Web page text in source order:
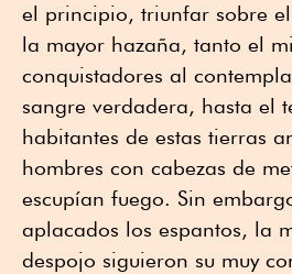
el principio, triunfar sobre
la mayor hazaña, tanto el
conquistadores al
sangre verdadera, hasta el
habitantes de estas tierras
hombres con cabezas de
escupían fuego. Sin
aplacados los espantos, la
despojo siguieron su muy